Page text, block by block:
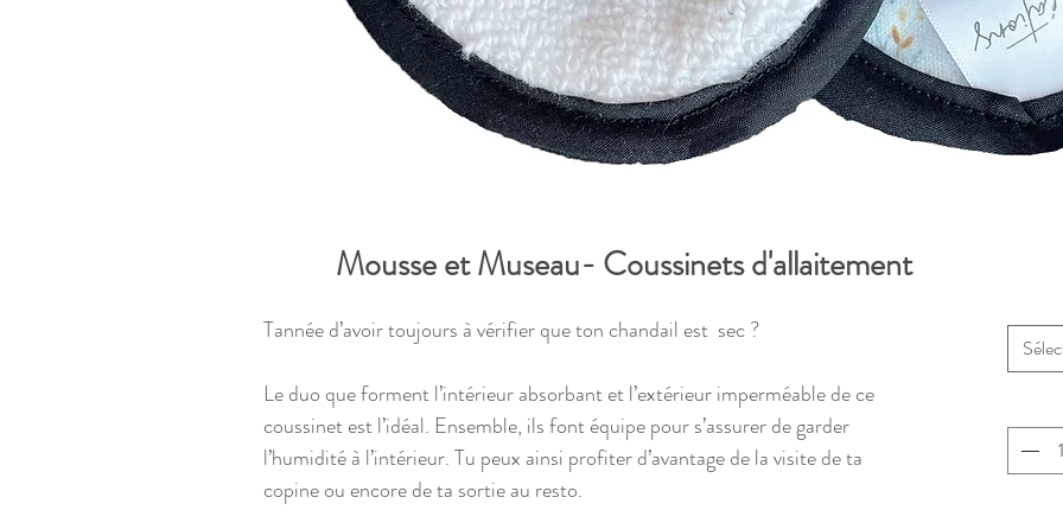
Mousse et Museau- Coussinets d'allaitement
Tannée d’avoir toujours à vérifier que ton chandail est sec ?
Le duo que forment l’intérieur absorbant et l’extérieur imperméable de ce
coussinet est l’idéal. Ensemble, ils font équipe pour s’assurer de garder
l’humidité à l’intérieur. Tu peux ainsi profiter d’avantage de la visite de ta
copine ou encore de ta sortie au resto.